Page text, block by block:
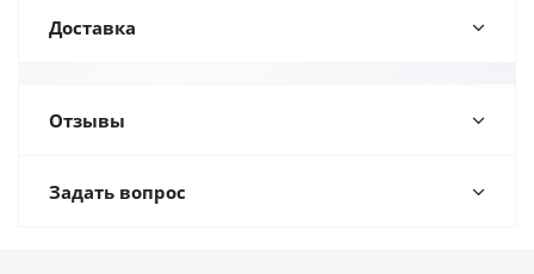
Доставка
Отзывы
Задать вопрос